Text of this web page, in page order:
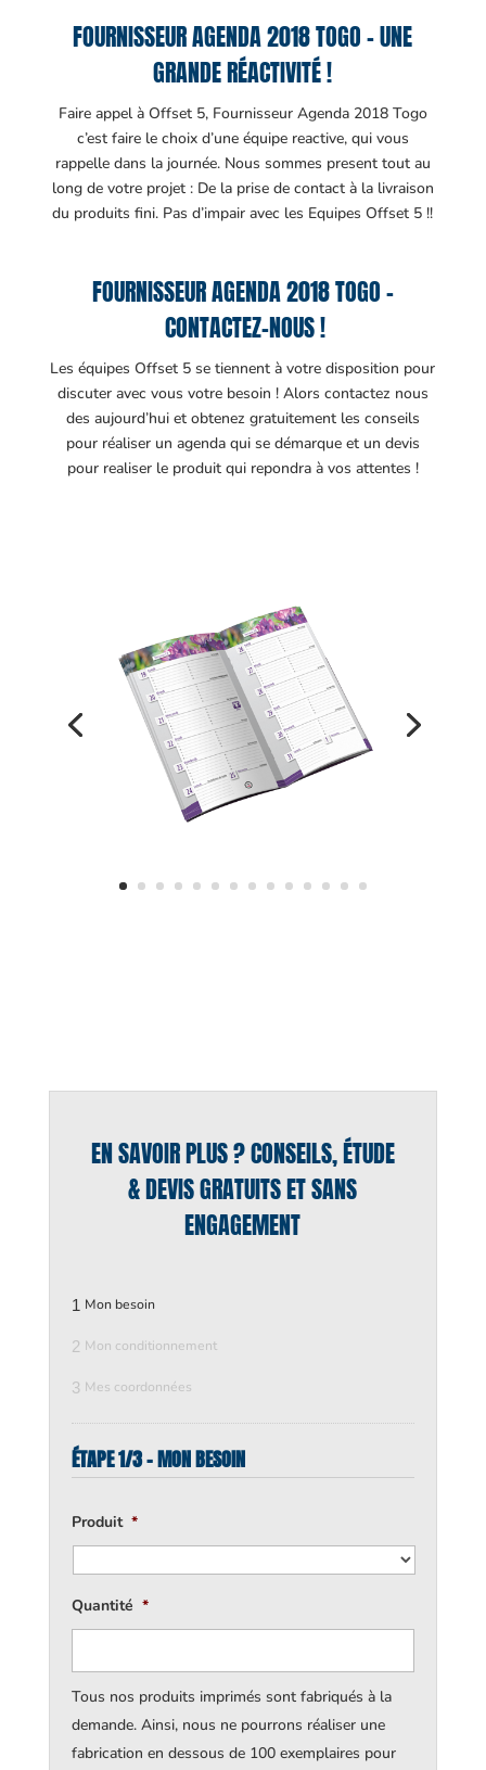
FOURNISSEUR AGENDA 2018 TOGO – UNE
GRANDE RÉACTIVITÉ !
Faire appel à Offset 5, Fournisseur Agenda 2018 Togo
c’est faire le choix d’une équipe reactive, qui vous
rappelle dans la journée. Nous sommes present tout au
long de votre projet : De la prise de contact à la livraison
du produits fini. Pas d’impair avec les Equipes Offset 5 !!
FOURNISSEUR AGENDA 2018 TOGO –
CONTACTEZ-NOUS !
Les équipes Offset 5 se tiennent à votre disposition pour
discuter avec vous votre besoin ! Alors contactez nous
des aujourd’hui et obtenez gratuitement les conseils
pour réaliser un agenda qui se démarque et un devis
pour realiser le produit qui repondra à vos attentes !
EN SAVOIR PLUS ? CONSEILS, ÉTUDE
& DEVIS GRATUITS ET SANS
ENGAGEMENT
1 Mon besoin
2 Mon conditionnement
3 Mes coordonnées
ÉTAPE 1/3 - MON BESOIN
Produit *
Quantité *
Tous nos produits imprimés sont fabriqués à la
demande. Ainsi, nous ne pourrons réaliser une
fabrication en dessous de 100 exemplaires pour